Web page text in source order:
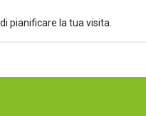
pianificare la tua visita.